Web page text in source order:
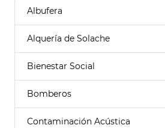
Albufera
Alquería de Solache
Bienestar Social
Bomberos
Contaminación Acústica